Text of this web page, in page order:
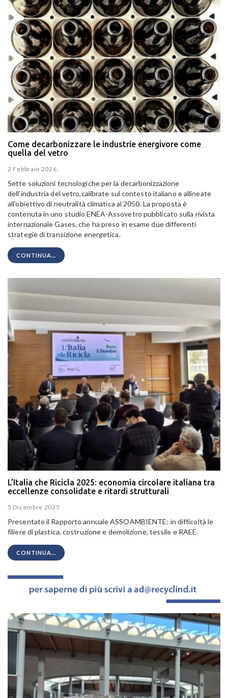
Come decarbonizzare le industrie energivore come
quella del vetro
2 Febbraio 2026
Sette soluzioni tecnologiche per la decarbonizzazione
dell’industria del vetro,calibrate sul contesto italiano e allineate
all’obiettivo di neutralità climatica al 2050. La proposta è
contenuta in uno studio ENEA-Assovetro pubblicato sulla rivista
internazionale Gases, che ha preso in esame due differenti
strategie di transizione energetica.
CONTINUA...
L’Italia che Ricicla 2025: economia circolare italiana tra
eccellenze consolidate e ritardi strutturali
5 Dicembre 2025
Presentato il Rapporto annuale ASSOAMBIENTE: in difficoltà le
filiere di plastica, costruzione e demolizione, tessile e RAEE.
CONTINUA...